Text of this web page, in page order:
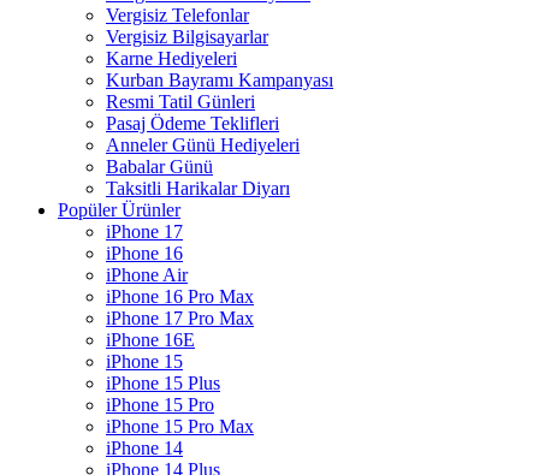
Vergisiz Telefonlar
Vergisiz Bilgisayarlar
Karne Hediyeleri
Kurban Bayramı Kampanyası
Resmi Tatil Günleri
Pasaj Ödeme Teklifleri
Anneler Günü Hediyeleri
Babalar Günü
Taksitli Harikalar Diyarı
Popüler Ürünler
iPhone 17
iPhone 16
iPhone Air
iPhone 16 Pro Max
iPhone 17 Pro Max
iPhone 16E
iPhone 15
iPhone 15 Plus
iPhone 15 Pro
iPhone 15 Pro Max
iPhone 14
iPhone 14 Plus